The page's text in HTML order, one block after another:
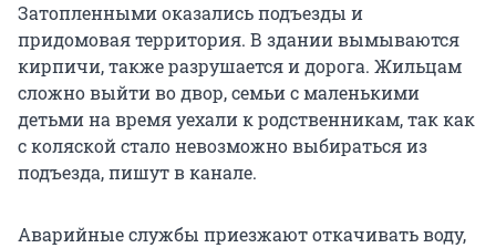
Затопленными оказались подъезды и
придомовая территория. В здании вымываются
кирпичи, также разрушается и дорога. Жильцам
сложно выйти во двор, семьи с маленькими
детьми на время уехали к родственникам, так как
с коляской стало невозможно выбираться из
подъезда, пишут в канале.
Аварийные службы приезжают откачивать воду,